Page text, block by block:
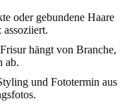
oder gebundene Haare
hängt von Branche,
ab.
und Fototermin aus